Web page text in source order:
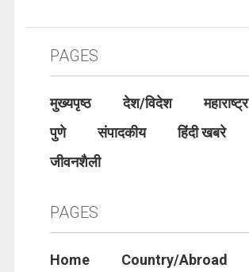
PAGES
मुख्यपृष्ठ देश/विदेश
महाराष्ट्र
पुणे
संपादकीय
हिंदी खबरे
जीवनशैली
PAGES
Home
Country/Abroad